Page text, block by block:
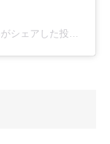
シェアした投稿